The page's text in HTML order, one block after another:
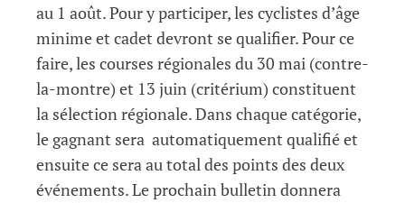
au 1 août. Pour y participer, les cyclistes d’âge
minime et cadet devront se qualifier. Pour ce
faire, les courses régionales du 30 mai (contre-
la-montre) et 13 juin (critérium) constituent
la sélection régionale. Dans chaque catégorie,
le gagnant sera automatiquement qualifié et
ensuite ce sera au total des points des deux
événements. Le prochain bulletin donnera